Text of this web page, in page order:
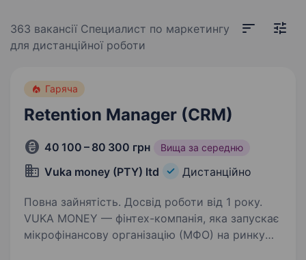
363 вакансії Специалист по маркетингу
для дистанційної роботи
Гаряча
Retention Manager (CRM)
40 100 – 80 300 грн Вища за середню
Vuka money (PTY) ltd Дистанційно
Повна зайнятість. Досвід роботи від 1 року.
VUKA MONEY — фінтех-компанія, яка запускає
мікрофінансову організацію (МФО) на ринку